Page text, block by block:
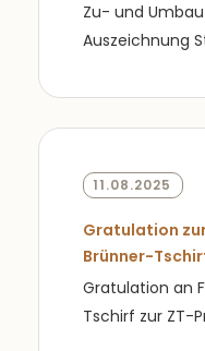
Zu- und
Auszeichnung
11.08.2025
Gratulation
Brünner-
Gratulation an
Tschirf zur ZT-